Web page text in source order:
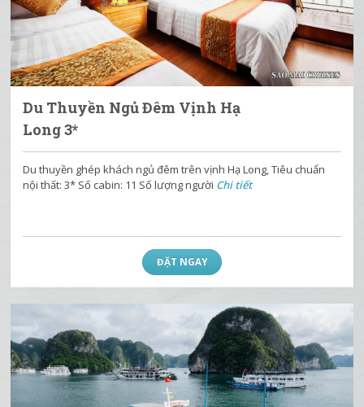
Du Thuyền Ngủ Đêm Vịnh Hạ
Long 3*
Du thuyền ghép khách ngủ đêm trên vịnh Hạ Long, Tiêu chuẩn
nội thất: 3* Số cabin: 11 Số lượng người Chi tiết
ĐẶT NGAY